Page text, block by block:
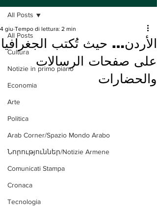
All Posts
Cultura
Notizie in primo piano
Economia
Arte
Politica
Arab Corner/Spazio Mondo Arabo
Նորություններ/Notizie Armene
Comunicati Stampa
Cronaca
Tecnologia
All Posts
الأردن… حيث تُكتب الجغرافيا
على صفحات الرسالات
والحضارات
4 giu Tempo di lettura: 2 min